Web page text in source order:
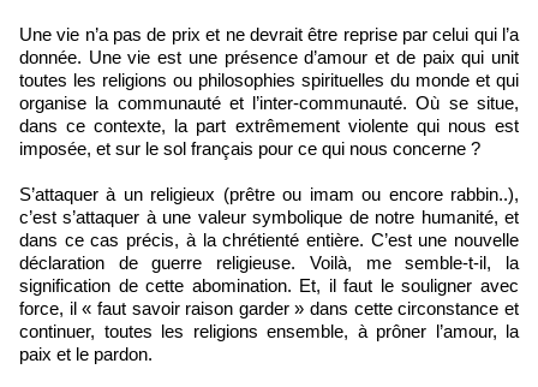
Une vie n’a pas de prix et ne devrait être reprise par celui qui l’a
donnée. Une vie est une présence d’amour et de paix qui unit
toutes les religions ou philosophies spirituelles du monde et qui
organise la communauté et l’inter-communauté. Où se situe,
dans ce contexte, la part extrêmement violente qui nous est
imposée, et sur le sol français pour ce qui nous concerne ?
S’attaquer à un religieux (prêtre ou imam ou encore rabbin..),
c’est s’attaquer à une valeur symbolique de notre humanité, et
dans ce cas précis, à la chrétienté entière. C’est une nouvelle
déclaration de guerre religieuse. Voilà, me semble-t-il, la
signification de cette abomination. Et, il faut le souligner avec
force, il « faut savoir raison garder » dans cette circonstance et
continuer, toutes les religions ensemble, à prôner l’amour, la
paix et le pardon.